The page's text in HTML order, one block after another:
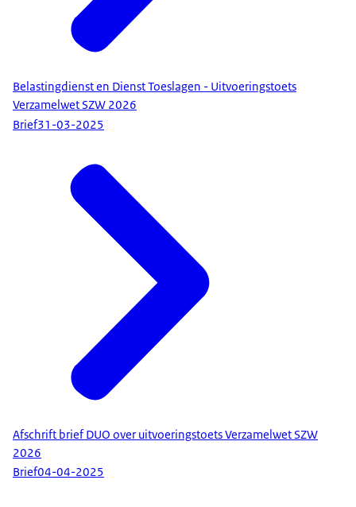
Belastingdienst en Dienst Toeslagen - Uitvoeringstoets
Verzamelwet SZW 2026
Brief31-03-2025
Afschrift brief DUO over uitvoeringstoets Verzamelwet SZW
2026
Brief04-04-2025